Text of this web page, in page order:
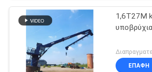
1,6T27M
ΕΠΑΦΉ